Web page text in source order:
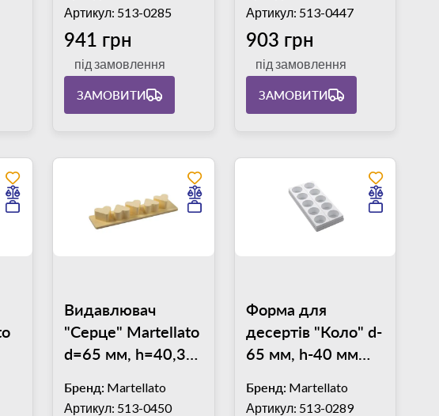
Артикул: 513-0285
941 грн
під замовлення
ЗАМОВИТИ
Артикул: 513-0447
903 грн
під замовлення
ЗАМОВИТИ
Видавлювач
"Серце" Martellato
d=65 мм, h=40,30
Бренд: Martellato
Артикул: 513-0450
Форма для
десертів "Коло" d-
65 мм, h-40 мм
MONOP.A001
Бренд: Martellato
Артикул: 513-0289